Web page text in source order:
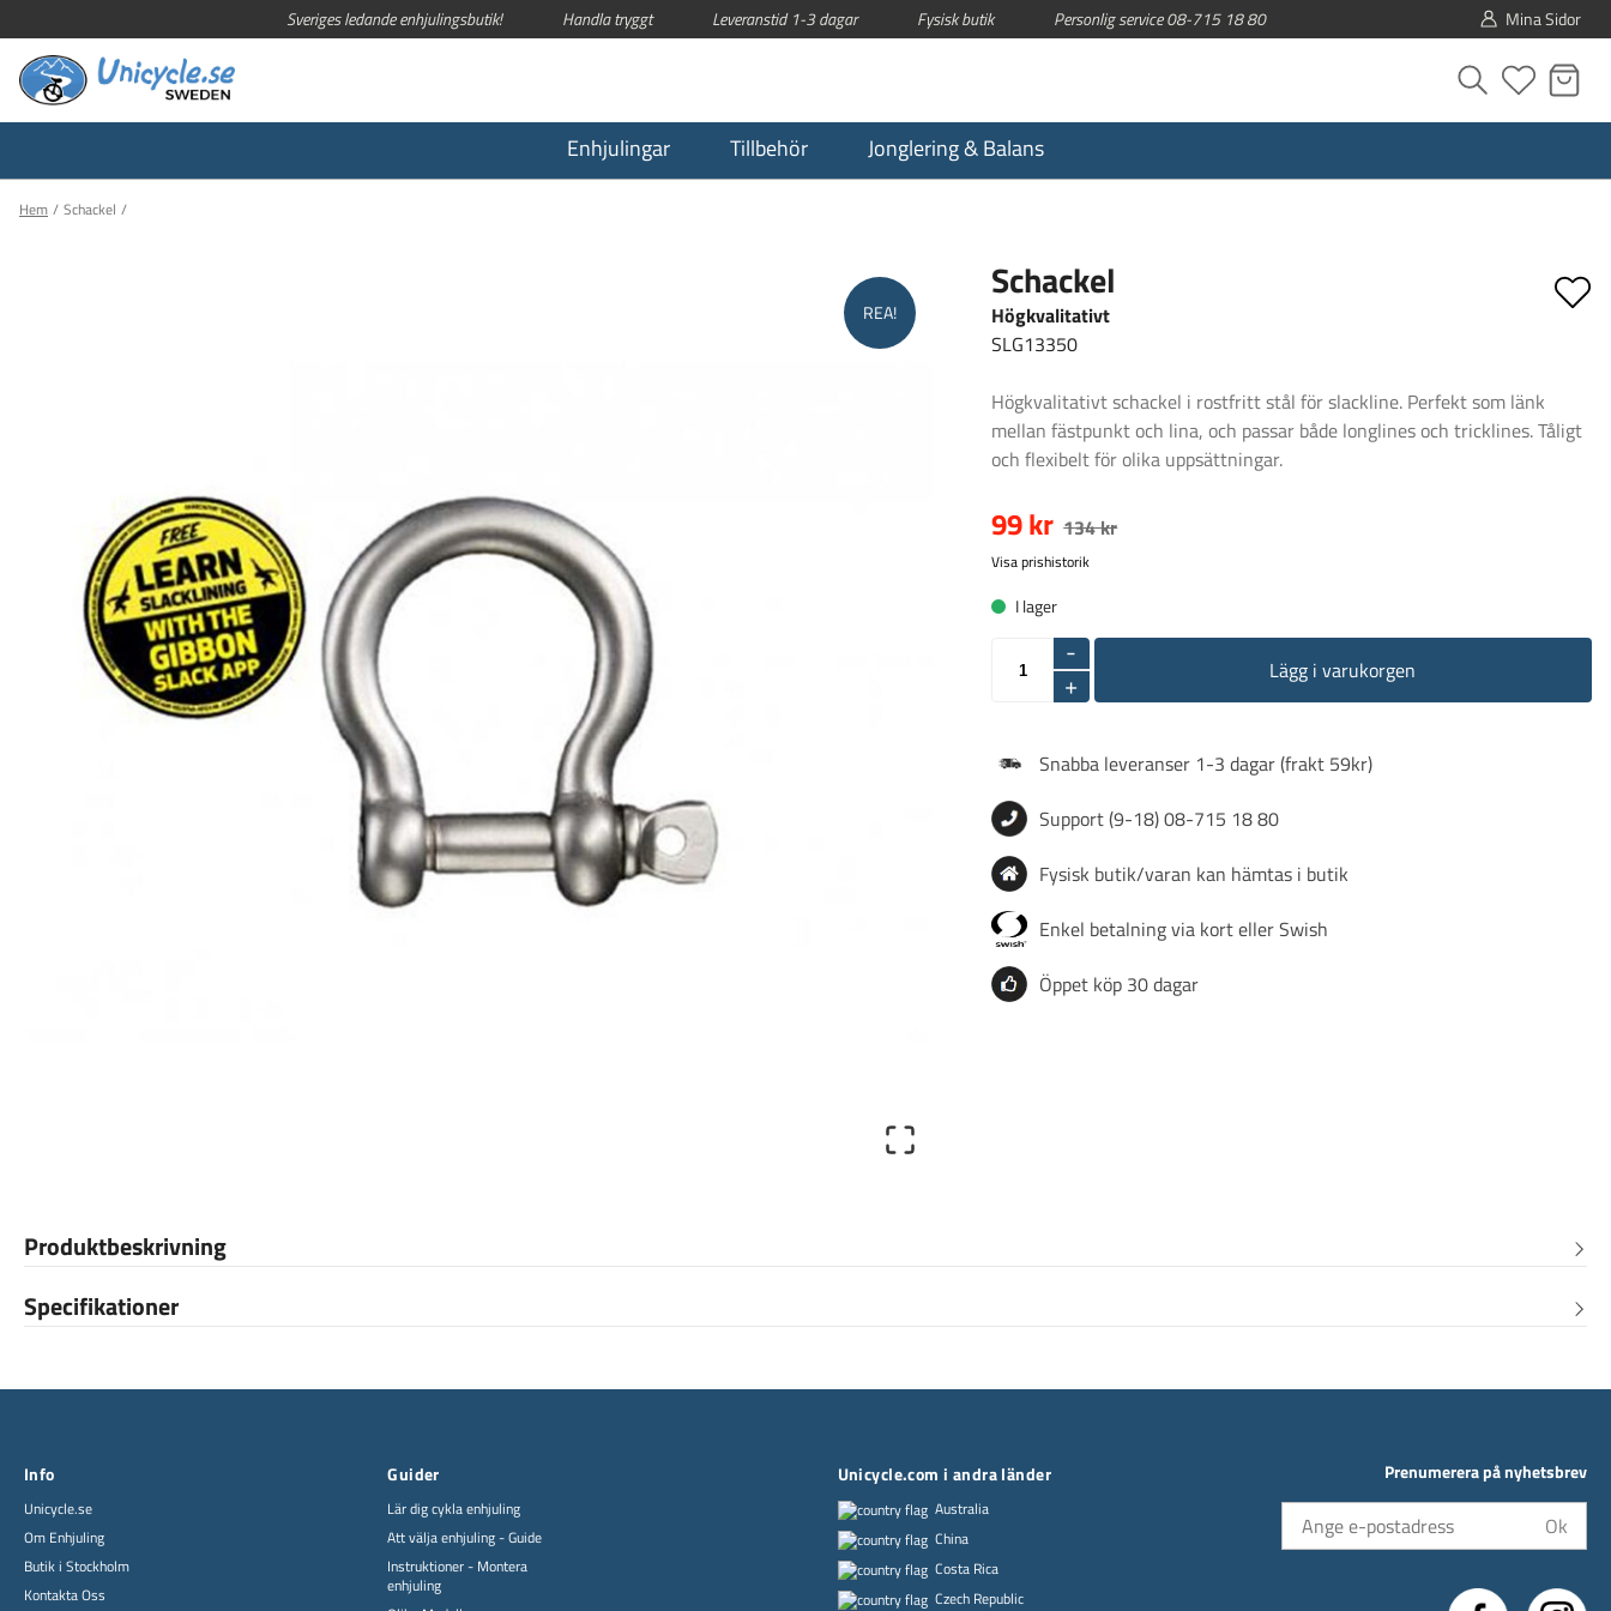
Sveriges ledande enhjulingsbutik! Handla tryggt Leveranstid 1-3 dagar Fysisk butik Personlig service 08-715 18 80 Mina Sidor
Enhjulingar Tillbehör Jonglering & Balans
Hem Schackel
REA!
Schackel
Högkvalitativt
SLG13350
Högkvalitativt schackel i rostfritt stål för slackline. Perfekt som länk
mellan fästpunkt och lina, och passar både longlines och tricklines. Tåligt
och flexibelt för olika uppsättningar.
99 kr 134 kr
Visa prishistorik
I lager
-
+
Lägg i varukorgen
Snabba leveranser 1-3 dagar (frakt 59kr)
Support (9-18) 08-715 18 80
Fysisk butik/varan kan hämtas i butik
Enkel betalning via kort eller Swish
Öppet köp 30 dagar
Produktbeskrivning
Specifikationer
Info
Unicycle.se
Om Enhjuling
Butik i Stockholm
Kontakta Oss
Guider
Lär dig cykla enhjuling
Att välja enhjuling - Guide
Instruktioner - Montera
enhjuling
Unicycle.com i andra länder
Australia
China
Costa Rica
Czech Republic
Prenumerera på nyhetsbrev
Ok